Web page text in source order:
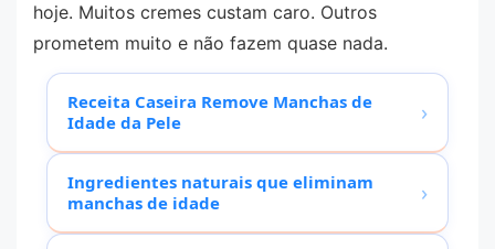
hoje. Muitos cremes custam caro. Outros
prometem muito e não fazem quase nada.
Receita Caseira Remove Manchas de
Idade da Pele
›
Ingredientes naturais que eliminam
manchas de idade
›